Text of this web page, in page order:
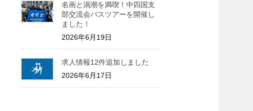
名画と渦潮を満喫！中四国支
部交流会バスツアーを開催し
ました！
2026年6月19日
求人情報12件追加しました
2026年6月17日